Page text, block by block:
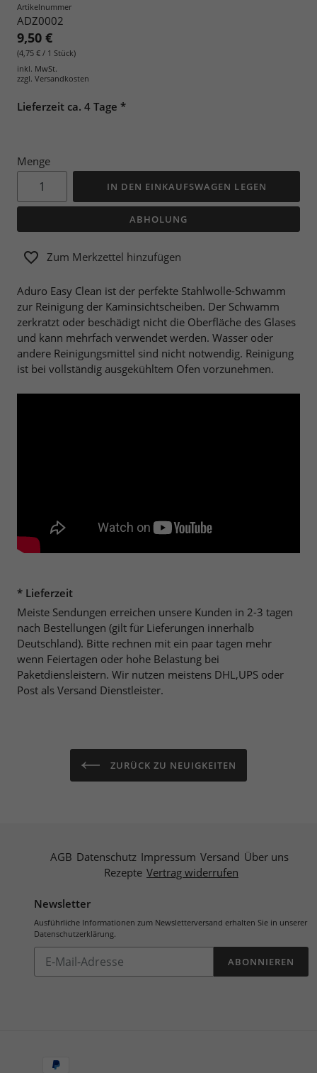
Artikelnummer
ADZ0002
9,50 €
(4,75 € / 1 Stück)
inkl. MwSt.
zzgl. Versandkosten
Lieferzeit ca. 4 Tage *
Menge
IN DEN EINKAUFSWAGEN LEGEN
ABHOLUNG
Zum Merkzettel hinzufügen
Aduro Easy Clean ist der perfekte Stahlwolle-Schwamm
zur Reinigung der Kaminsichtscheiben. Der Schwamm
zerkratzt oder beschädigt nicht die Oberfläche des Glases
und kann mehrfach verwendet werden. Wasser oder
andere Reinigungsmittel sind nicht notwendig. Reinigung
ist bei vollständig ausgekühltem Ofen vorzunehmen.
* Lieferzeit
Meiste Sendungen erreichen unsere Kunden in 2-3 tagen
nach Bestellungen (gilt für Lieferungen innerhalb
Deutschland). Bitte rechnen mit ein paar tagen mehr
wenn Feiertagen oder hohe Belastung bei
Paketdiensleistern. Wir nutzen meistens DHL,UPS oder
Post als Versand Dienstleister.
ZURÜCK ZU NEUIGKEITEN
AGB Datenschutz Impressum Versand Über uns
Rezepte Vertrag widerrufen
Newsletter
Ausführliche Informationen zum Newsletterversand erhalten Sie in unserer
Datenschutzerklärung.
unsere
ABONNIEREN
Zahlungsarten